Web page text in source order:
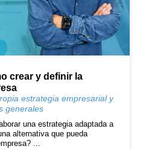
crear y definir la
estrategia empresarial y
generales
una estrategia adaptada a
alternativa que pueda
...